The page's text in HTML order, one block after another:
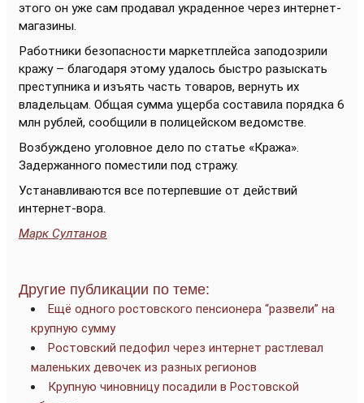
этого он уже сам продавал украденное через интернет-
магазины.
Работники безопасности маркетплейса заподозрили
кражу – благодаря этому удалось быстро разыскать
преступника и изъять часть товаров, вернуть их
владельцам. Общая сумма ущерба составила порядка 6
млн рублей, сообщили в полицейском ведомстве.
Возбуждено уголовное дело по статье «Кража».
Задержанного поместили под стражу.
Устанавливаются все потерпевшие от действий
интернет-вора.
Марк Султанов
Другие публикации по теме:
Ещё одного ростовского пенсионера “развели” на
крупную сумму
Ростовский педофил через интернет растлевал
маленьких девочек из разных регионов
Крупную чиновницу посадили в Ростовской